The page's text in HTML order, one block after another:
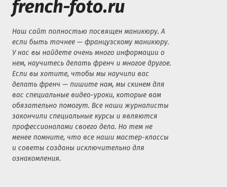
french-foto.ru
Наш сайт полностью посвящен маникюру. А
если быть точнее — французскому маникюру.
У нас вы найдете очень много информации о
нем, научитесь делать френч и многое другое.
Если вы хотите, чтобы мы научили вас
делать френч — пишите нам, мы скинем для
вас специальные видео-уроки, которые вам
обязательно помогут. Все наши журналисты
закончили специальные курсы и являются
профессионалами своего дела. Но тем не
менее помните, что все наши мастер-классы
и советы созданы исключительно для
ознакомления.